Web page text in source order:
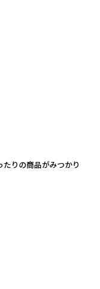
たりの商品がみつかり